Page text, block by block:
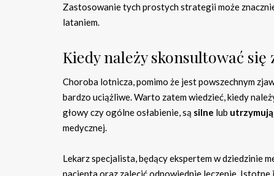
Zastosowanie tych prostych strategii może
lataniem.
Kiedy należy skonsultować się
Choroba lotnicza, pomimo że jest powszechnym
bardzo uciążliwe. Warto zatem wiedzieć, kiedy
głowy czy ogólne osłabienie, są silne lub utrzymują
medycznej.
Lekarz specjalista, będący ekspertem w dziedzinie
pacjenta oraz zalecić odpowiednie leczenie.